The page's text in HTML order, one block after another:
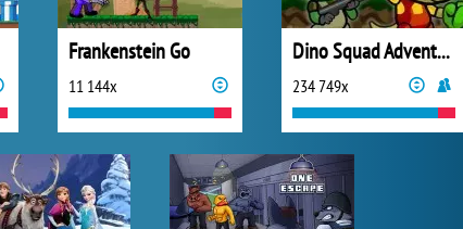
Frankenstein Go
11 144x
Dino Squad Adventure
234 749x